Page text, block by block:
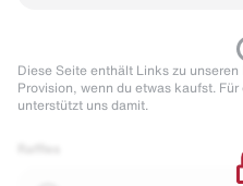
Diese Seite enthält Links zu
Provision, wenn du etwas kaufst.
unterstützt uns damit.